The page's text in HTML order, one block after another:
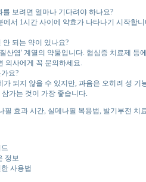
보려면 얼마나 기다려야 하나요?
에서 1시간 사이에 약효가 나타나기 시작합
되는 약이 있나요?
산염' 계열의 약물입니다. 협심증 치료제
의사에게 꼭 문의하세요.
요?
가 되지 않을 수 있지만, 과음은 오히려 성
가는 것이 가장 좋습니다.
필 효과 시간, 실데나필 복용법, 발기부전 치
정보
사용법